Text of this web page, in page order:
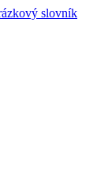
slovník